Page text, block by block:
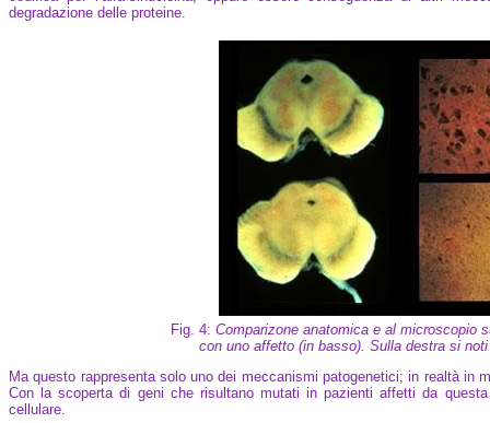
degradazione delle proteine.
Fig. 4: Comparizone anatomica e al microscopio
con uno affetto (in basso). Sulla destra si
Ma questo rappresenta solo uno dei meccanismi patogenetici; in realtà
Con la scoperta di geni che risultano mutati in pazienti affetti da
cellulare.